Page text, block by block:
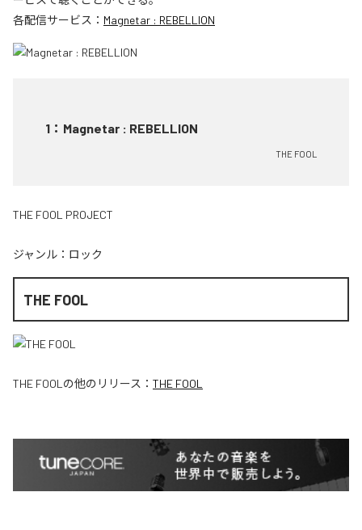
各配信サービス： Magnetar : REBELLION
1 ： Magnetar : REBELLION
THE FOOL
THE FOOL PROJECT
ジャンル： ロック
THE FOOL
THE FOOL の他のリリース： THE FOOL